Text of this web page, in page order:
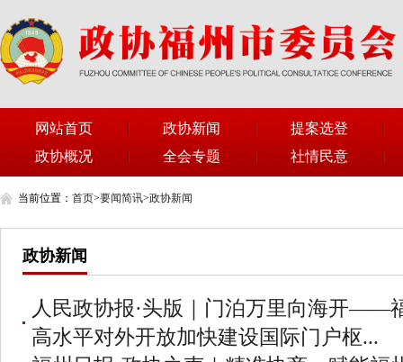
网站首页 政协新闻
提案选登
政协概况
全会专题 社情民意
当前位置： 首页>要闻简讯>政协新闻
政协新闻
人民政协报·头版｜门泊万里向海开——
高水平对外开放加快建设国际门户枢...